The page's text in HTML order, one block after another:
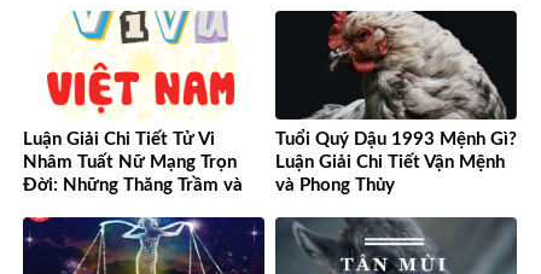
Luận Giải Chi Tiết Tử Vi
Nhâm Tuất Nữ Mạng Trọn
Đời: Những Thăng Trầm và
Tuổi Quý Dậu 1993 Mệnh Gì?
Luận Giải Chi Tiết Vận Mệnh
và Phong Thủy